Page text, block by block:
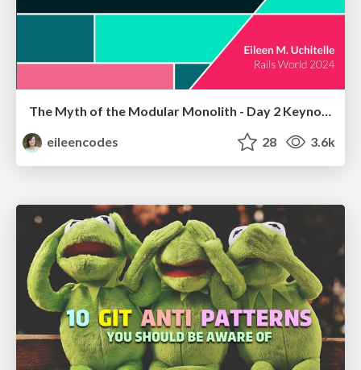
The Myth of the Modular Monolith - Day 2 Keynote - Rails World 2024
eileencodes
28 3.6k